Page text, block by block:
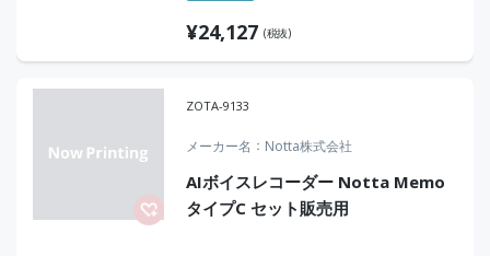
¥24,127 (税抜)
ZOTA-9133
メーカー名 Notta株式会社
AIボイスレコーダー Notta Memo
タイプC セット販売用